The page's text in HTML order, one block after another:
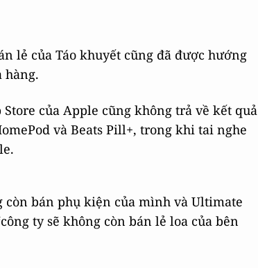
lẻ của Táo khuyết cũng đã được hướng
hàng.
của Apple cũng không trả về kết quả
và Beats Pill+, trong khi tai nghe
còn bán phụ kiện của mình và Ultimate
ty sẽ không còn bán lẻ loa của bên